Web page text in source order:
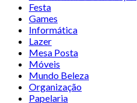
Festa
Games
Informática
Lazer
Mesa Posta
Móveis
Mundo Beleza
Organização
Papelaria